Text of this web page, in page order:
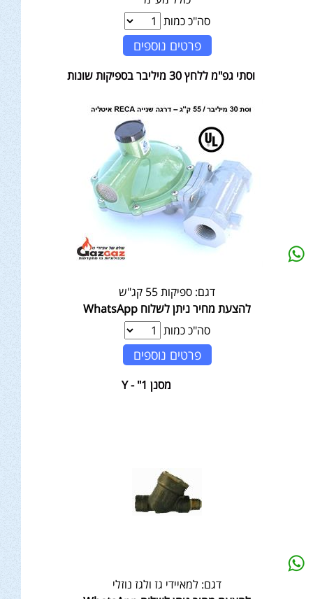
סה"כ כמות
פרטים נוספים
וסתי גפ"מ ללחץ 30 מיליבר בספיקות שונות
דגם: ספיקות 55 קג"ש
להצעת מחיר ניתן לשלוח WhatsApp
סה"כ כמות
פרטים נוספים
מסנן 1" - Y
דגם: למאיידי גז ולגז נוזלי